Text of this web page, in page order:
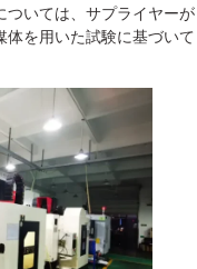
ついては、サプライヤーが
体を用いた試験に基づいて